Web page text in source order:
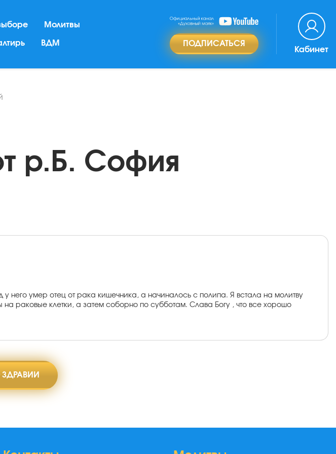
Молитвы
ВДМ ПОДПИСАТЬСЯ
Кабинет
р.Б. София
него умер отец от рака кишечника, а начиналось с полипа. Я встала на молитву
раковые клетки, а затем соборно по субботам. Слава Богу , что все хорошо